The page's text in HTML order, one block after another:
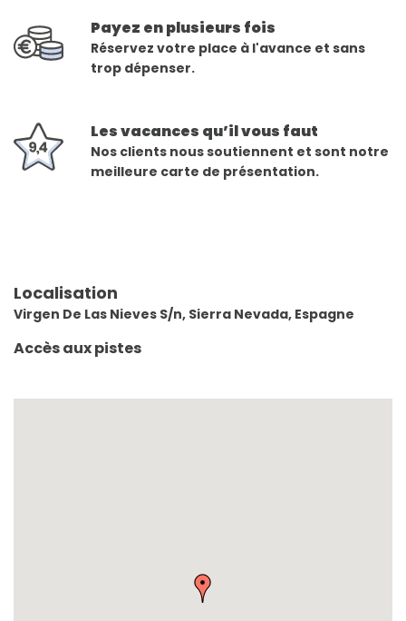
Payez en plusieurs fois
Réservez votre place à l'avance et sans
trop dépenser.
Les vacances qu’il vous faut
Nos clients nous soutiennent et sont notre
meilleure carte de présentation.
Localisation
Virgen De Las Nieves S/n, Sierra Nevada, Espagne
Accès aux pistes